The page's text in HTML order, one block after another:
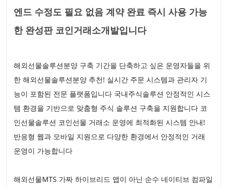
엔드 수정도 필요 없음 계약 완료 즉시 사용 가능
한 완성판 코인거래소개발입니다
해외선물솔루션분양 구축 기간을 단축하고 싶은 운영자들을 위
한 해외선물솔루션분양 추천! 실시간 주문 시스템과 관리자 기
능이 포함된 전문 플랫폼입니다 국내주식솔루션 안정적인 시스
템 환경을 기반으로 맞춤형 주식 솔루션 구축을 지원합니다 코
인선물솔루션 코인선물 거래소 운영에 최적화된 시스템 안내!
반응형 웹과 모바일 지원으로 다양한 환경에서 안정적인 거래
운영이 가능합니다
해외선물MTS 가짜 하이브리드 앱이 아닌 순수 네이티브 컴파일